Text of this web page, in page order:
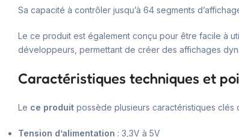
Sa capacité à contrôler jusqu’à 64 segments
Le ce produit est également conçu pour être facile à
développeurs, permettant de créer des affichages
Caractéristiques techniques et
Le ce produit possède plusieurs caractéristiques
Tension d’alimentation : 3,3V à 5V